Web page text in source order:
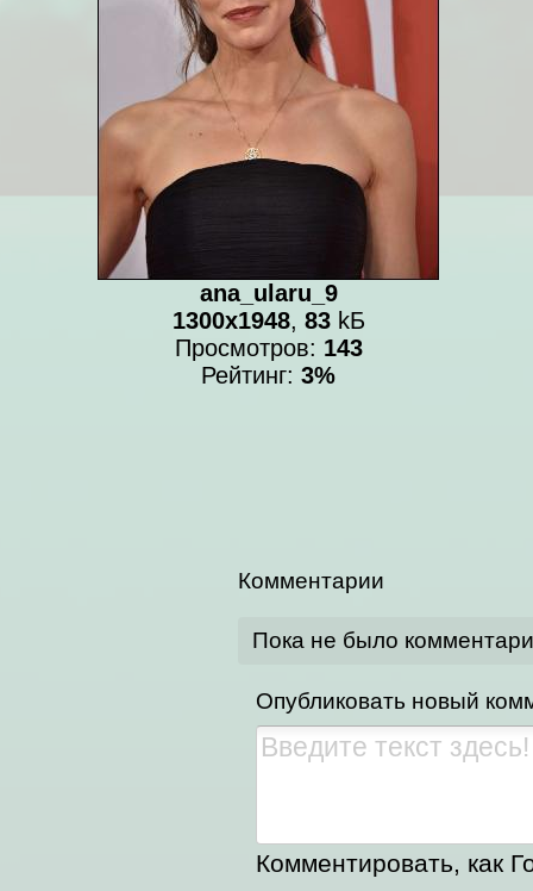
ana_ularu_9
1300x1948, 83kБ
Просмотров: 143
Рейтинг: 3%
Комментарии
Пока не было
Опубликовать новый
Комментировать, как